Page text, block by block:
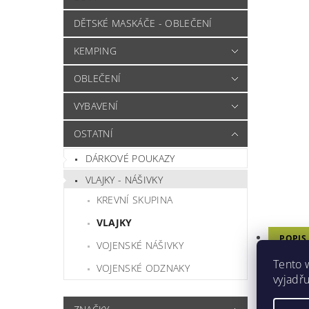
DĚTSKÉ MASKÁČE - OBLEČENÍ
KEMPING
OBLEČENÍ
VYBAVENÍ
OSTATNÍ
DÁRKOVÉ POUKAZY
VLAJKY - NÁŠIVKY
KREVNÍ SKUPINA
VLAJKY
VOJENSKÉ NÁŠIVKY
VOJENSKÉ ODZNAKY
POPIS
Tento